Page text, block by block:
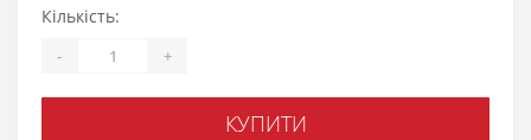
Кількість:
- +
КУПИТИ